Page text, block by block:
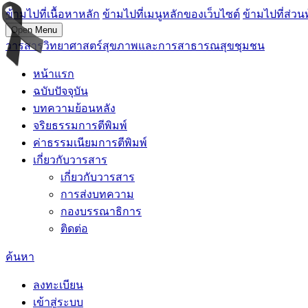
ข้ามไปที่เนื้อหาหลัก ข้ามไปที่เมนูหลักของเว็บไซต์ ข้ามไปที่ส่วน
Open Menu
วารสารวิทยาศาสตร์สุขภาพและการสาธารณสุขชุมชน
หน้าแรก
ฉบับปัจจุบัน
บทความย้อนหลัง
จริยธรรมการตีพิมพ์
ค่าธรรมเนียมการตีพิมพ์
เกี่ยวกับวารสาร
เกี่ยวกับวารสาร
การส่งบทความ
กองบรรณาธิการ
ติดต่อ
ค้นหา
ลงทะเบียน
เข้าสู่ระบบ